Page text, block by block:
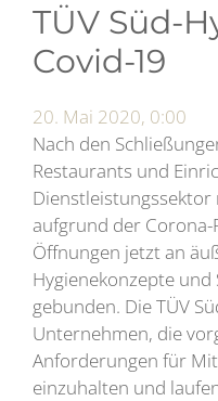
TÜV Süd-
Covid-19
20. Mai 2020, 0:00
Nach den
Restaurants und
aufgrund der
Öffnungen jetzt an
Hygienekonzepte
gebunden. Die TÜV
Unternehmen, die
Anforderungen für
einzuhalten und